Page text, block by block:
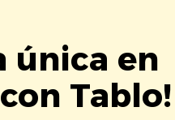
única en
Tablo!